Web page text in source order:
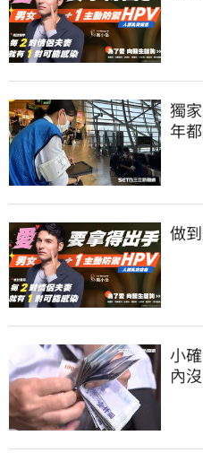
獨
年
做
小
內